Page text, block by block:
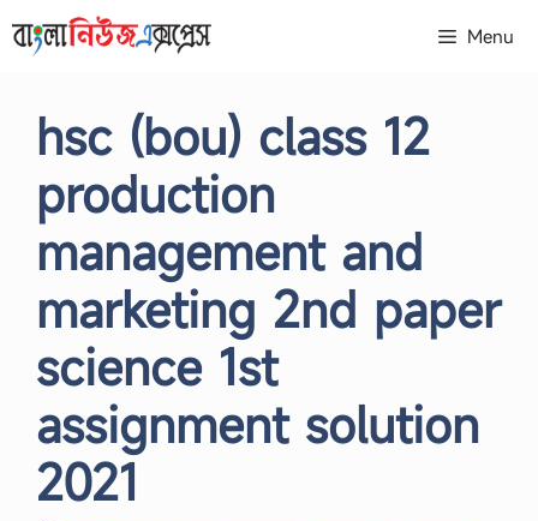
to
Menu
hsc (bou) class 12
production
management and
marketing 2nd paper
science 1st
assignment solution
2021